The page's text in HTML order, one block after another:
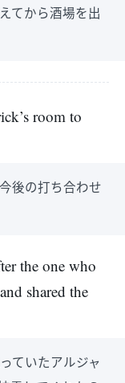
てから酒場を出
room to
後の打ち合わせ
the one who
shared the
ていたアルジャ